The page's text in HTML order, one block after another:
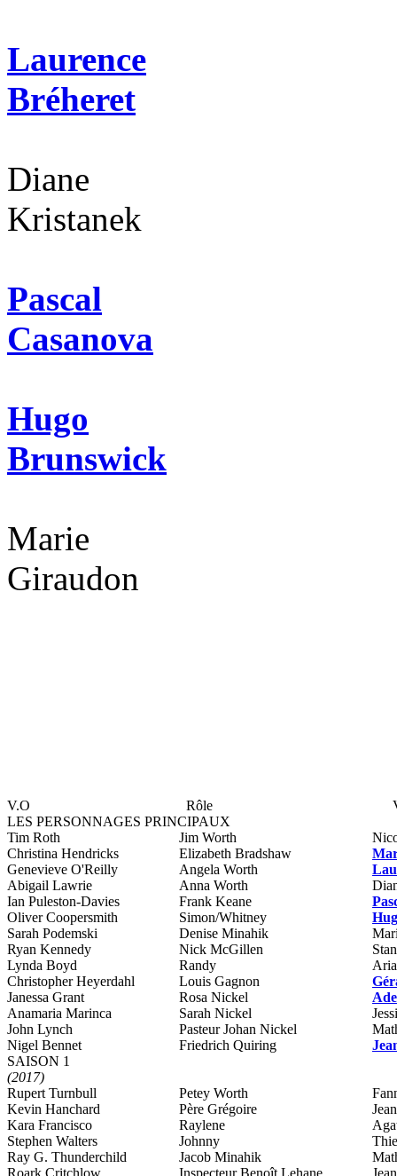
Laurence
Bréheret
Diane
Kristanek
Pascal
Casanova
Hugo
Brunswick
Marie
Giraudon
V.O Rôle
LES PERSONNAGES PRINCIPAUX
Tim Roth
Jim Worth
Christina Hendricks
Elizabeth Bradshaw
Genevieve O'Reilly
Angela Worth
Abigail Lawrie
Anna Worth
Ian Puleston-Davies
Frank Keane
Oliver Coopersmith
Simon/Whitney
Sarah Podemski
Denise Minahik
Ryan Kennedy
Nick McGillen
Lynda Boyd
Randy
Christopher Heyerdahl
Louis Gagnon
Janessa Grant
Rosa Nickel
Anamaria Marinca
Sarah Nickel
John Lynch
Pasteur Johan Nickel
Nigel Bennet
Friedrich Quiring
SAISON 1
(2017)
Rupert Turnbull
Petey Worth
Kevin Hanchard
Père Grégoire
Kara Francisco
Raylene
Stephen Walters
Johnny
Ray G. Thunderchild
Jacob Minahik
Roark Critchlow
Inspecteur Benoît Lehane